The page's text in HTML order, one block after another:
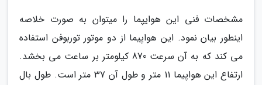
مشخصات فنی این هوایپما را میتوان به صورت خلاصه
اینطور بیان نمود. این هواپیما از دو موتور توربوفن استفاده
می کند که به آن سرعت 870 کیلومتر بر ساعت می بخشد.
ارتفاع این هواپیما 11 متر و طول آن 37 متر است. طول بال